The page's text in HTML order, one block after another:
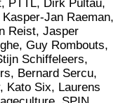
PTTL, Dirk Pültau,
Jan Raeman,
Reist, Jasper
Guy Rombouts,
Schiffeleers,
Bernard Sercu,
Kato Six, Laurens